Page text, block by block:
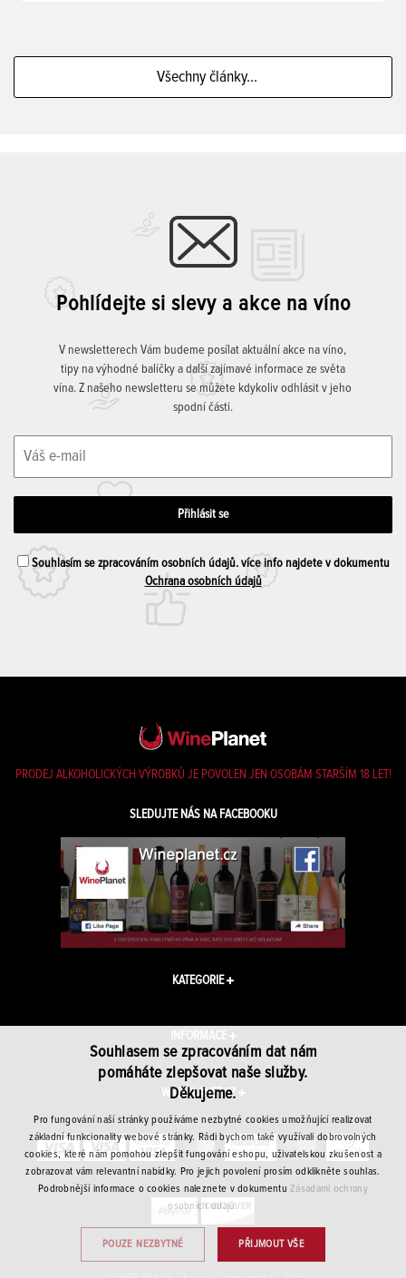
Všechny články...
Pohlídejte si slevy a akce na víno
V newsletterech Vám budeme posílat aktuální akce na víno,
tipy na výhodné balíčky a další zajímavé informace ze světa
vína. Z našeho newsletteru se můžete kdykoliv odhlásit v jeho
spodní části.
Souhlasím se zpracováním osobních údajů. více info najdete v dokumentu
Ochrana osobních údajů
PRODEJ ALKOHOLICKÝCH VÝROBKŮ JE POVOLEN JEN OSOBÁM STARŠÍM 18 LET!
SLEDUJTE NÁS NA FACEBOOKU
KATEGORIE
INFORMACE
WINEPLANET.CZ
Souhlasem se zpracováním dat nám
pomáháte zlepšovat naše služby.
Děkujeme.
Pro fungování naší stránky používáme nezbytné cookies umožňující realizovat
základní funkcionality webové stránky. Rádi bychom také využívali dobrovolných
cookies, které nám pomohou zlepšit fungování eshopu, uživatelskou zkušenost a
zobrazovat vám relevantní nabídky. Pro jejich povolení prosím odklikněte souhlas.
Podrobnější informace o cookies naleznete v dokumentuZásadami ochrany
osobních údajů.
PŘIJMOUT VŠE
POUZE NEZBYTNÉ